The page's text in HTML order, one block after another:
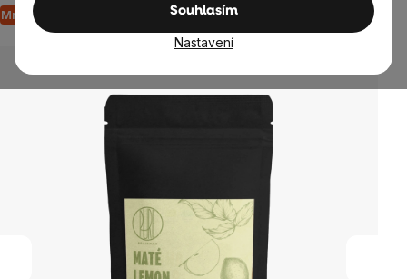
Souhlasím
Nastavení
Množstevní sleva
je
0,0
5
hvězdiček.
Neohodnoceno